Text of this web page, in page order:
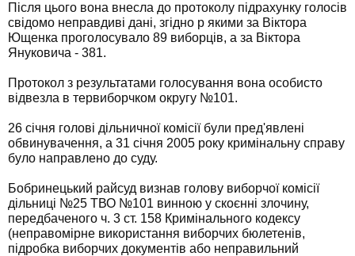
Після цього вона внесла до протоколу підрахунку голосів
свідомо неправдиві дані, згідно p якими за Віктора
Ющенка проголосувало 89 виборців, а за Віктора
Януковича - 381.
Протокол з результатами голосування вона особисто
відвезла в тервиборчком округу №101.
26 січня голові дільничної комісії були пред'явлені
обвинувачення, а 31 січня 2005 року кримінальну справу
було направлено до суду.
Бобринецький райсуд визнав голову виборчої комісії
дільниці №25 ТВО №101 винною у скоєнні злочину,
передбаченого ч. 3 ст. 158 Кримінального кодексу
(неправомірне використання виборчих бюлетенів,
підробка виборчих документів або неправильний